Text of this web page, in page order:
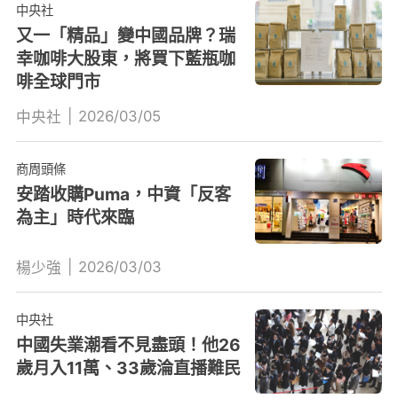
中央社
又一「精品」變中國品牌？瑞
幸咖啡大股東，將買下藍瓶咖
啡全球門市
中央社 2026/03/05
商周頭條
安踏收購Puma，中資「反客
為主」時代來臨
楊少強 2026/03/03
中央社
中國失業潮看不見盡頭！他26
歲月入11萬、33歲淪直播難民